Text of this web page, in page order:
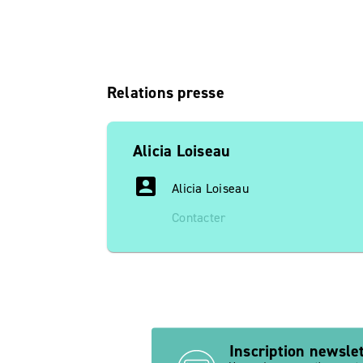
Relations presse
Alicia Loiseau
account_box
Alicia Loiseau
Contacter
Inscription